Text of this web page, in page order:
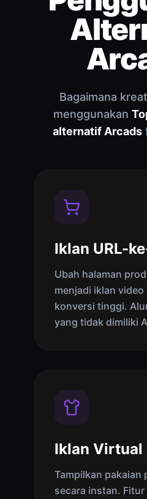
Bagaimana
menggunakan
alternatif Arcads
Iklan URL-
Ubah halaman
menjadi iklan video
konversi tinggi.
yang tidak dimiliki
Iklan Virtual
Tampilkan pakaian
secara instan. Fitur